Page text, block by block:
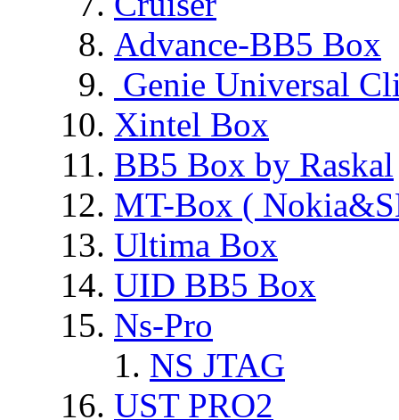
Advance-BB5 Box
Genie Universal
Xintel Box
BB5 Box by Raskal
MT-Box (
Ultima Box
UID BB5 Box
Ns-Pro
NS JTAG
UST PRO2